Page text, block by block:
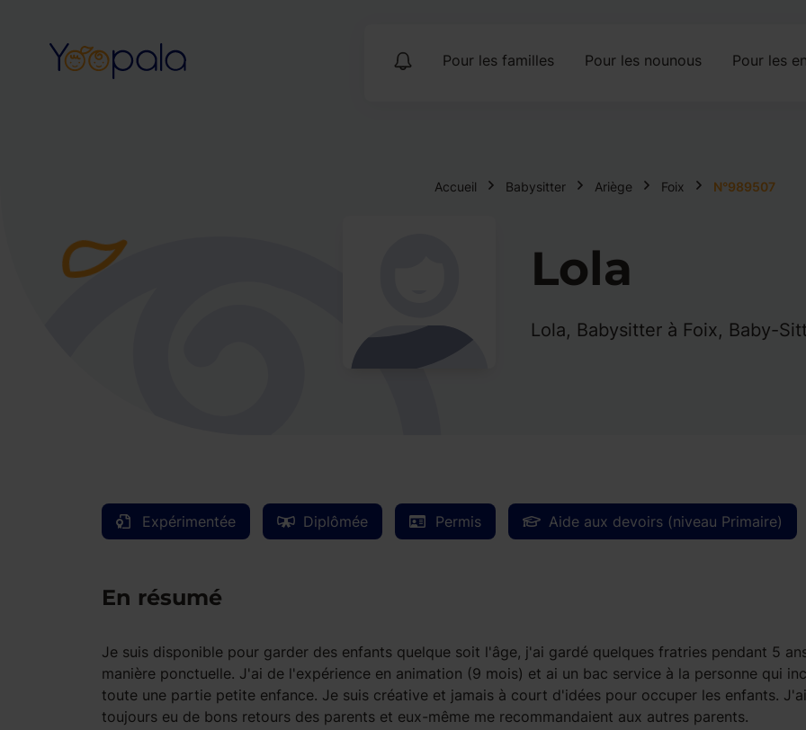
Pour les familles Pour les nounous Pour les
Accueil Babysitter Ariège Foix N°989507
Lola
Lola, Babysitter à Foix, Baby-
Expérimentée Diplômée Permis Aide aux devoirs (niveau Primaire)
En résumé
Je suis disponible pour garder des enfants quelque soit l'âge, j'ai gardé quelques fratries pendant 5
manière ponctuelle. J'ai de l'expérience en animation (9 mois) et ai un bac service à la personne qui
toute une partie petite enfance. Je suis créative et jamais à court d'idées pour occuper les enfants. J'ai
toujours eu de bons retours des parents et eux-même me recommandaient aux autres parents.